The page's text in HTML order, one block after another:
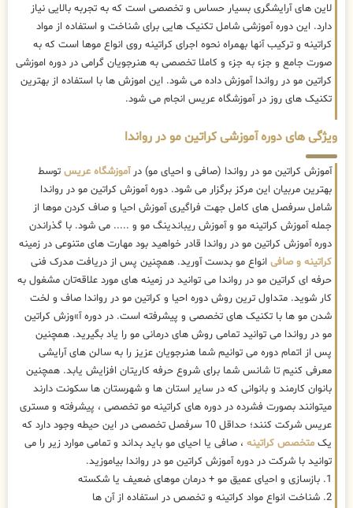
لاین های آرایشگری بسیار حساس و تخصصی است که به تجربه بالایی نیاز
دارد. این دوره آموزشی شامل تکنیک هایی برای شناخت و استفاده از مواد
کراتینه و ترکیب آنها بهمراه نحوه اجرای کراتینه روی انواع موها است که به
صورت جامع و جزء به جزء و کاملا تخصصی به هنرجویان گرامی در دوره اموزشی
کراتین مو در رواندا آموزش داده می شود. این اموزش ها با استفاده از بهترین
تکنیک های روز در آموزشگاه عریس انجام می شود.
ویژگی های دوره آموزشی کراتین مو در رواندا
آموزش کراتین مو در رواندا (صافی و احیای مو) درآموزشگاه عریس توسط
بهترین مربیان این مرکز برگزار می شود. دوره آموزش کراتین مو در رواندا
شامل سرفصل های کامل جهت فراگیری آموزش احیا و صاف کردن موها از
جمله آموزش کراتینه مو و آموزش ریباندینگ مو و ..... می شود. با گذراندن
دوره آموزش کراتین مو در رواندا قادر خواهید بود مهارت های متنوعی در زمینه
کراتینه و صافی انواع مو بدست آورید. همچنین پس از دریافت مدرک فنی
حرفه ای کراتین مو در رواندا می توانید در زمینه های مورد علاقه‌تان مشغول به
کار شوید. متداول ترین روش دوره احیا و کراتین مو در رواندا صاف و لخت
شدن مو ها با تکنیک های تخصصی و پیشرفته است. در دوره آ»وزش کراتین
مو در رواندا می توانید تمامی روش های درمانی مو را یاد بگیرید. همچنین
پس از اتمام دوره می توانیم شما هنرجویان عزیز را به سالن های آرایشی
معرفی کنیم تا شانس شما برای شروع حرفه کاریتان افزایش یابد. همچنین
بانوان کارمند و بانوانی که در سایر استان ها و شهرستان ها سکونت دارند
میتوانند بصورت فشرده در دوره های کراتینه مو تخصصی ، پیشرفته و مستری
عریس شرکت کنند؛ حداقل 10 سرفصل تخصصی در این حیطه وجود دارد که
یک متخصص کراتینه ، صافی یا احیای مو باید بداند و تمامی موارد زیر را می
توانید با شرکت در دوره آموزش کراتین مو در رواندا بیاموزید.
1. بازسازی و احیای عمیق مو + درمان موهای ضعیف یا شکسته
2. شناخت انواع مواد کراتینه و تخصص در استفاده از آن ها